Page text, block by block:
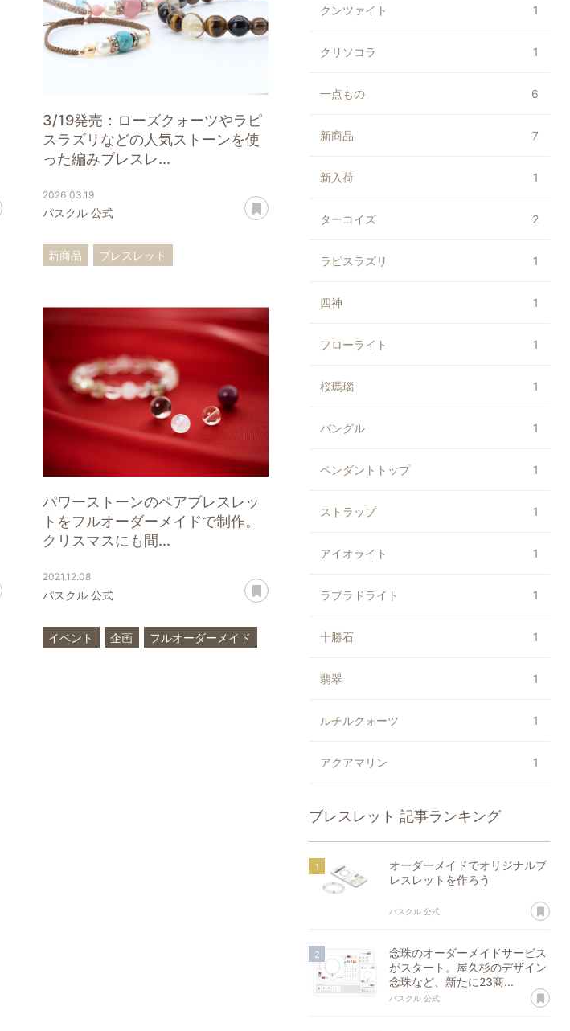
あとで読む
3/19発売：ローズクォーツやラピ
スラズリなどの人気ストーンを使
った編みブレスレ...
2026.03.19
パスクル 公式
あとで読む
新商品
ブレスレット
ラピスラズリ
四神
あとで読む
パワーストーンのペアブレスレッ
トをフルオーダーメイドで制作。
クリスマスにも間...
2021.12.08
パスクル 公式
あとで読む
イベント 企画
フルオーダーメイド
クンツァイト 1
クリソコラ 1
一点もの 6
新商品 7
新入荷 1
ターコイズ 2
ラピスラズリ 1
四神 1
フローライト 1
桜瑪瑙 1
バングル 1
ペンダントトップ 1
ストラップ 1
アイオライト 1
ラブラドライト 1
十勝石 1
翡翠 1
ルチルクォーツ 1
アクアマリン 1
ブレスレット 記事ランキング
オーダーメイドでオリジナルブ
レスレットを作ろう
パスクル 公式 あ
念珠のオーダーメイドサービス
がスタート。屋久杉のデザイン
念珠など、新たに23商...
パスクル 公式 あ